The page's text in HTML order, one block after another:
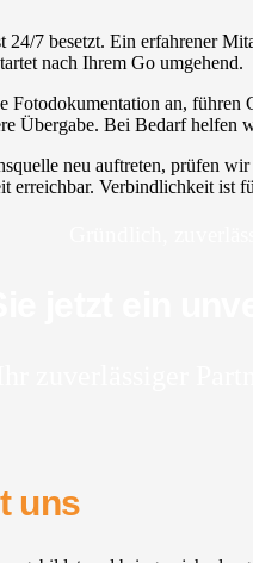
7 besetzt. Ein erfahrener
nach Ihrem Go umgehend.
an,
Übergabe. Bei Bedarf
neu auftreten, prüfen
Verbindlichkeit ist
uns